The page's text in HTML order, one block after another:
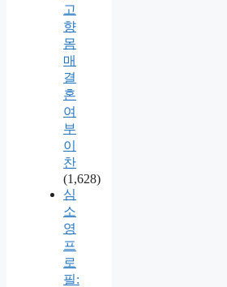
고
향
몸
매
결
혼
여
부
이
찬
(1,628)
심
소
영
프
로
필: